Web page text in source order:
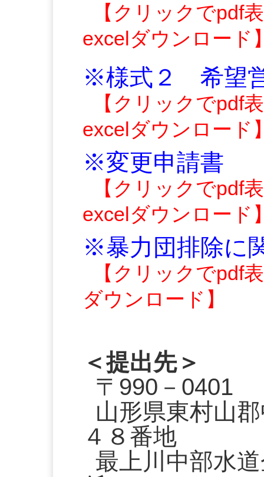
【クリックでpdf
excelダウンロード
※様式２ 希望
【クリックでpdf
excelダウンロード
※変更申請書
【クリックでpdf
excelダウンロード
※暴力団排除に
【クリックでpdf
ダウンロード】
＜提出先＞
〒990－0401
山形県東村山
４８番地
最上川中部水